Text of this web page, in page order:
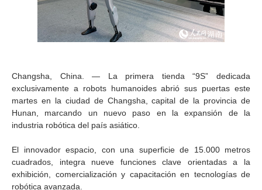
Changsha, China. — La primera tienda “9S” dedicada
exclusivamente a robots humanoides abrió sus puertas este
martes en la ciudad de Changsha, capital de la provincia de
Hunan, marcando un nuevo paso en la expansión de la
industria robótica del país asiático.
El innovador espacio, con una superficie de 15.000 metros
cuadrados, integra nueve funciones clave orientadas a la
exhibición, comercialización y capacitación en tecnologías de
robótica avanzada.